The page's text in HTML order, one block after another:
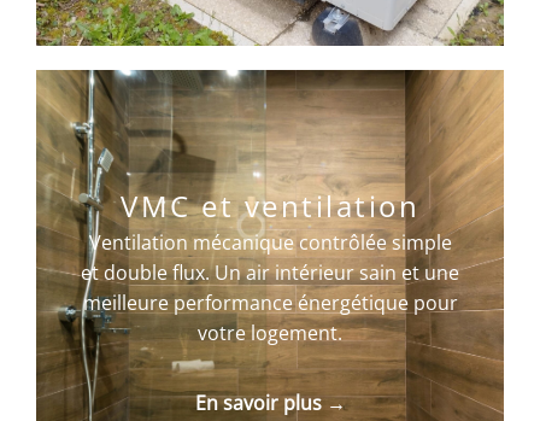
VMC et ventilation
Ventilation mécanique contrôlée simple
et double flux. Un air intérieur sain et une
meilleure performance énergétique pour
votre logement.
En savoir plus →